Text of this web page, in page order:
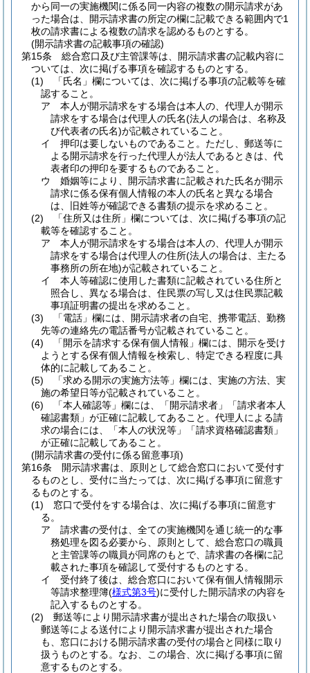
から同一の実施機関に係る同一内容の複数の開示請求があ
った場合は、開示請求書の所定の欄に記載できる範囲内で1
枚の請求書による複数の請求を認めるものとする。
(開示請求書の記載事項の確認)
第15条
総合窓口及び主管課等は、開示請求書の記載内容に
ついては、次に掲げる事項を確認するものとする。
(1)
「氏名」欄については、次に掲げる事項の記載等を確
認すること。
ア
本人が開示請求をする場合は本人の、代理人が開示
請求をする場合は代理人の氏名(法人の場合は、名称及
び代表者の氏名)が記載されていること。
イ
押印は要しないものであること。 ただし、郵送等に
よる開示請求を行った代理人が法人であるときは、代
表者印の押印を要するものであること。
ウ
婚姻等により、開示請求書に記載された氏名が開示
請求に係る保有個人情報の本人の氏名と異なる場合
は、旧姓等が確認できる書類の提示を求めること。
(2)
「住所又は住所」欄については、次に掲げる事項の記
載等を確認すること。
ア
本人が開示請求をする場合は本人の、代理人が開示
請求をする場合は代理人の住所(法人の場合は、主たる
事務所の所在地)が記載されていること。
イ
本人等確認に使用した書類に記載されている住所と
照合し、異なる場合は、住民票の写し又は住民票記載
事項証明書の提出を求めること。
(3)
「電話」欄には、開示請求者の自宅、携帯電話、勤務
先等の連絡先の電話番号が記載されていること。
(4)
「開示を請求する保有個人情報」欄には、開示を受け
ようとする保有個人情報を検索し、特定できる程度に具
体的に記載してあること。
(5)
「求める開示の実施方法等」欄には、実施の方法、実
施の希望日等が記載されていること。
(6)
「本人確認等」欄には、「開示請求者」「請求者本人
確認書類」が正確に記載してあること。 代理人による請
求の場合には、「本人の状況等」「請求資格確認書類」
が正確に記載してあること。
(開示請求書の受付に係る留意事項)
第16条
開示請求書は、原則として総合窓口において受付す
るものとし、受付に当たっては、次に掲げる事項に留意す
るものとする。
(1)
窓口で受付をする場合は、次に掲げる事項に留意す
る。
ア
請求書の受付は、全ての実施機関を通じ統一的な事
務処理を図る必要から、原則として、総合窓口の職員
と主管課等の職員が同席のもとで、請求書の各欄に記
載された事項を確認して受付するものとする。
イ
受付終了後は、総合窓口において保有個人情報開示
等請求整理簿(様式第3号)に受付した開示請求の内容を
記入するものとする。
(2)
郵送等により開示請求書が提出された場合の取扱い
郵送等による送付により開示請求書が提出された場合
も、窓口における開示請求書の受付の場合と同様に取り
扱うものとする。 なお、この場合、次に掲げる事項に留
意するものとする。